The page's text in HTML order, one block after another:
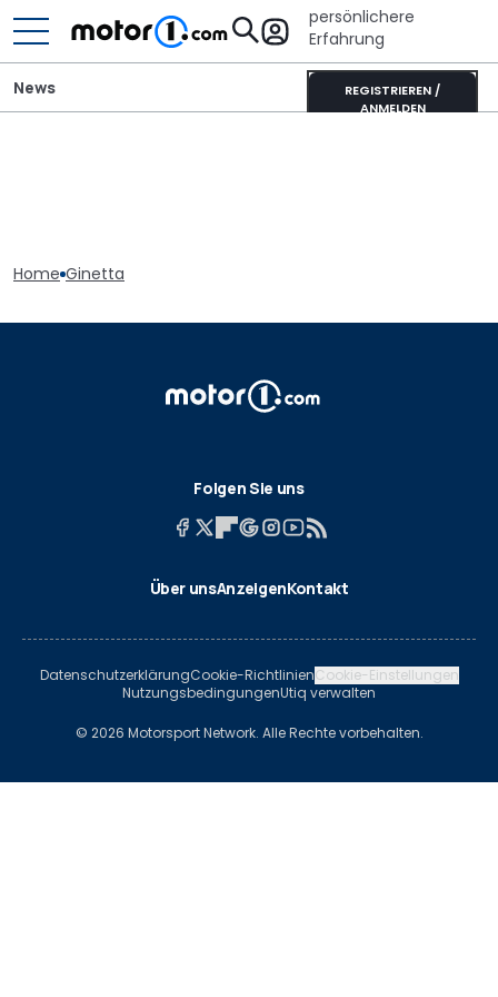
persönlichere
Erfahrung
REGISTRIEREN /
ANMELDEN
News
Home Ginetta
Folgen Sie uns
Über unsAnzeigenKontakt
DatenschutzerklärungCookie-RichtlinienCookie-Einstellungen
NutzungsbedingungenUtiq verwalten
© 2026 Motorsport Network. Alle Rechte vorbehalten.